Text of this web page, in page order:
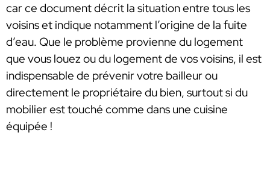
car ce document décrit la situation entre tous les
voisins et indique notamment l’origine de la fuite
d’eau. Que le problème provienne du logement
que vous louez ou du logement de vos voisins, il est
indispensable de prévenir votre bailleur ou
directement le propriétaire du bien, surtout si du
mobilier est touché comme dans une cuisine
équipée !